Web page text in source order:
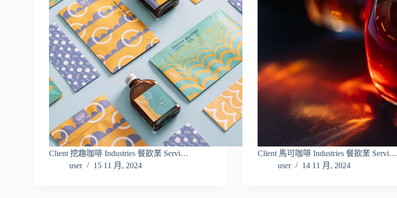
Client 挖趣咖啡 Industries 餐飲業 Servi…
user
15 11 月, 2024
Client 馬可咖啡 Industries 餐飲業 Servi…
user
14 11 月, 2024